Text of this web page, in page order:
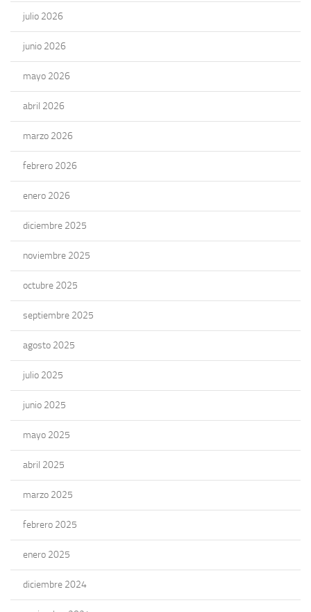
julio 2026
junio 2026
mayo 2026
abril 2026
marzo 2026
febrero 2026
enero 2026
diciembre 2025
noviembre 2025
octubre 2025
septiembre 2025
agosto 2025
julio 2025
junio 2025
mayo 2025
abril 2025
marzo 2025
febrero 2025
enero 2025
diciembre 2024